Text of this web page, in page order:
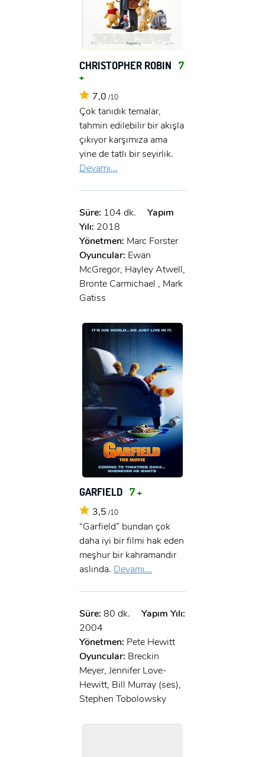
CHRISTOPHER ROBIN 7
+
7,0 /10
Çok tanıdık temalar,
tahmin edilebilir bir akışla
çıkıyor karşımıza ama
yine de tatlı bir seyirlik.
Devamı...
Süre: 104 dk.
Yapım
Yılı: 2018
Yönetmen: Marc Forster
Oyuncular: Ewan
McGregor, Hayley Atwell,
Bronte Carmichael , Mark
Gatiss
GARFIELD 7 +
3,5 /10
“Garfield” bundan çok
daha iyi bir filmi hak eden
meşhur bir kahramandır
aslında. Devamı...
Süre: 80 dk.
Yapım Yılı:
2004
Yönetmen: Pete Hewitt
Oyuncular: Breckin
Meyer, Jennifer Love-
Hewitt, Bill Murray (ses),
Stephen Tobolowsky